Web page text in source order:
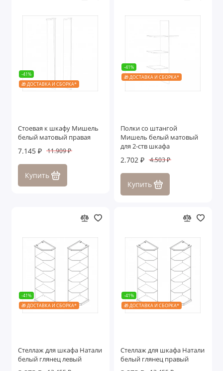
-41%
🎁 ДОСТАВКА И СБОРКА*
Cтоевая к шкафу Мишель
белый матовый правая
7.145 ₽ 11.909 ₽
Купить
-41%
🎁 ДОСТАВКА И СБОРКА*
Полки со штангой
Мишель белый матовый
для 2-ств шкафа
2.702 ₽ 4.503 ₽
Купить
-41%
🎁 ДОСТАВКА И СБОРКА*
Стеллаж для шкафа Натали
белый глянец левый
-41%
🎁 ДОСТАВКА И СБОРКА*
Стеллаж для шкафа Натали
белый глянец правый